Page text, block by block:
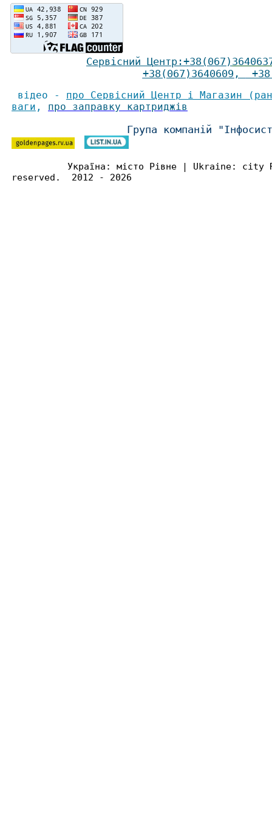
Сервісний Центр :+38(067)
+38(067)3640609 ,
відео - про Сервісний Центр і Магазин
ваги , про заправку картриджів
Група компаній
Україна: місто Рівне | Ukraine:
reserved. 2012 - 2026